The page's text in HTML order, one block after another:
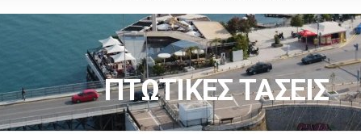
ΠΤΩΤΙΚΕΣ ΤΑΣΕΙΣ